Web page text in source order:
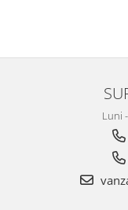
Luni